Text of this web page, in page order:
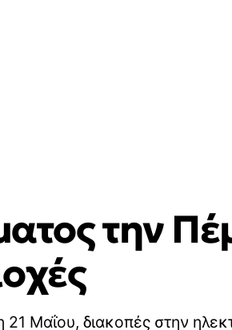
την
Μαΐου, διακοπές στην